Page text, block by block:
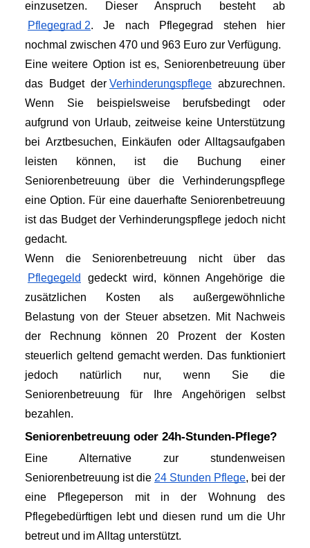
einzusetzen. Dieser Anspruch besteht ab
Pflegegrad 2. Je nach Pflegegrad stehen hier
nochmal zwischen 470 und 963 Euro zur Verfügung.
Eine weitere Option ist es, Seniorenbetreuung über
das Budget der Verhinderungspflege abzurechnen.
Wenn Sie beispielsweise berufsbedingt oder
aufgrund von Urlaub, zeitweise keine Unterstützung
bei Arztbesuchen, Einkäufen oder Alltagsaufgaben
leisten können, ist die Buchung einer
Seniorenbetreuung über die Verhinderungspflege
eine Option. Für eine dauerhafte Seniorenbetreuung
ist das Budget der Verhinderungspflege jedoch nicht
gedacht.
Wenn die Seniorenbetreuung nicht über das
Pflegegeld
gedeckt wird, können Angehörige die
zusätzlichen Kosten als außergewöhnliche
Belastung von der Steuer absetzen. Mit Nachweis
der Rechnung können 20 Prozent der Kosten
steuerlich geltend gemacht werden. Das funktioniert
jedoch natürlich nur, wenn Sie die
Seniorenbetreuung für Ihre Angehörigen selbst
bezahlen.
Seniorenbetreuung oder 24h-Stunden-Pflege?
Eine Alternative zur stundenweisen
Seniorenbetreuung ist die 24 Stunden Pflege, bei der
eine Pflegeperson mit in der Wohnung des
Pflegebedürftigen lebt und diesen rund um die Uhr
betreut und im Alltag unterstützt.